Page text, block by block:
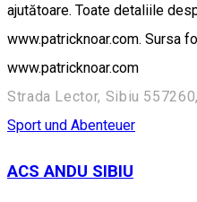
ajutătoare. Toate detaliile
www.patricknoar.com. Sursa
www.patricknoar.com
Strada Lector, Sibiu
Sport und Abenteuer
ACS ANDU SIBIU